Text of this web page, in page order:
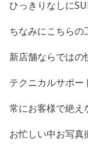
ひっきりなしに
ちなみにこちら
新店舗ならではの
テクニカルサポー
常にお客様で絶え
お忙しい中お写真